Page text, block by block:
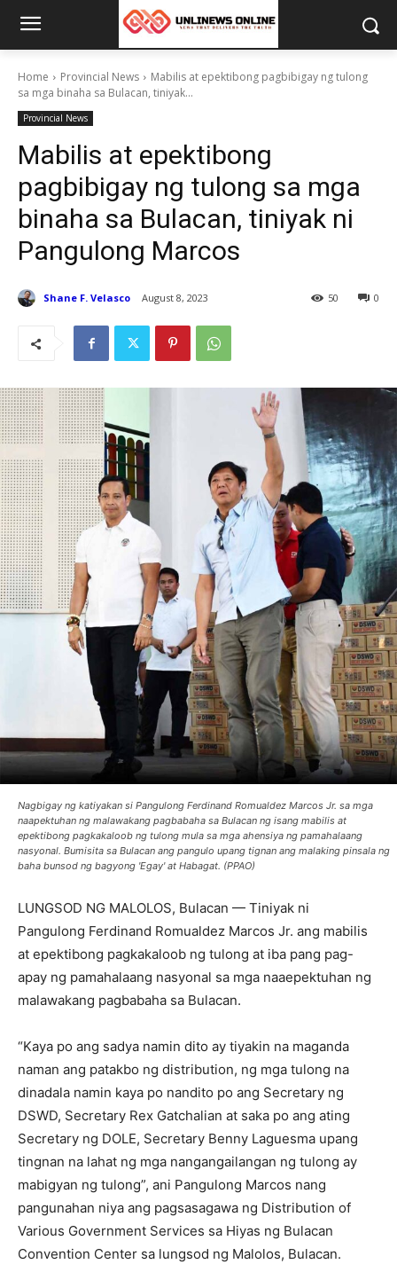
Home Provincial News
Mabilis at epektibong pagbibigay ng tulong
sa mga binaha sa Bulacan, tiniyak...
Provincial News
Mabilis at epektibong
pagbibigay ng tulong sa mga
binaha sa Bulacan, tiniyak ni
Pangulong Marcos
Shane F. Velasco August 8, 2023 0
50
Nagbigay ng katiyakan si Pangulong Ferdinand Romualdez Marcos Jr. sa mga
naapektuhan ng malawakang pagbabaha sa Bulacan ng isang mabilis at
epektibong pagkakaloob ng tulong mula sa mga ahensiya ng pamahalaang
nasyonal. Bumisita sa Bulacan ang pangulo upang tignan ang malaking pinsala ng
baha bunsod ng bagyong 'Egay' at Habagat. (PPAO)
LUNGSOD NG MALOLOS, Bulacan — Tiniyak ni
Pangulong Ferdinand Romualdez Marcos Jr. ang mabilis
at epektibong pagkakaloob ng tulong at iba pang pag-
apay ng pamahalaang nasyonal sa mga naaepektuhan ng
malawakang pagbabaha sa Bulacan.
“Kaya po ang sadya namin dito ay tiyakin na maganda
naman ang patakbo ng distribution, ng mga tulong na
dinadala namin kaya po nandito po ang Secretary ng
DSWD, Secretary Rex Gatchalian at saka po ang ating
Secretary ng DOLE, Secretary Benny Laguesma upang
tingnan na lahat ng mga nangangailangan ng tulong ay
mabigyan ng tulong”, ani Pangulong Marcos nang
pangunahan niya ang pagsasagawa ng Distribution of
Various Government Services sa Hiyas ng Bulacan
Convention Center sa lungsod ng Malolos, Bulacan.